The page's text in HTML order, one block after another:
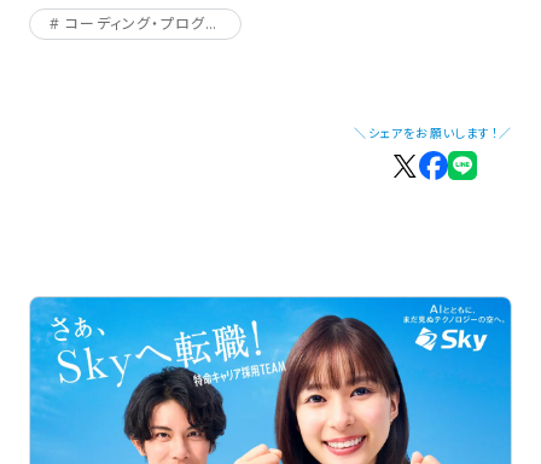
コーディング・プログラミング
＼シェアをお願いします！／